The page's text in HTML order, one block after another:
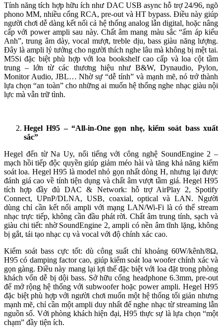
Tính năng tích hợp hữu ích như DAC USB async hỗ trợ 24/96, ngõ
phono MM, nhiều cổng RCA, pre-out và HT bypass. Điều này giúp
người chơi dễ dàng kết nối cả hệ thống analog lẫn digital, hoặc nâng
cấp với power ampli sau này. Chất âm mang màu sắc “ấm áp kiểu
Anh”, trung âm dày, vocal mượt, treble dịu, bass giàu năng lượng.
Đây là ampli lý tưởng cho người thích nghe lâu mà không bị mệt tai.
M5Si đặc biệt phù hợp với loa bookshelf cao cấp và loa cột tầm
trung – lớn từ các thương hiệu như B&W, Dynaudio, Pylon,
Monitor Audio, JBL… Nhờ sự “dễ tính” và mạnh mẽ, nó trở thành
lựa chọn “an toàn” cho những ai muốn hệ thống nghe nhạc giàu nội
lực mà vẫn trữ tình.
Hegel H95 – “All-in-One gọn nhẹ, kiểm soát bass xuất
sắc”
Hegel đến từ Na Uy, nổi tiếng với công nghệ SoundEngine 2 –
mạch hồi tiếp độc quyền giúp giảm méo hài và tăng khả năng kiểm
soát loa. Hegel H95 là model nhỏ gọn nhất dòng H, nhưng lại được
đánh giá cao về tính tiện dụng và chất âm vượt tầm giá. Hegel H95
tích hợp đầy đủ DAC & Network: hỗ trợ AirPlay 2, Spotify
Connect, UPnP/DLNA, USB, coaxial, optical và LAN. Người
dùng chỉ cần kết nối ampli với mạng LAN/Wi-Fi là có thể stream
nhạc trực tiếp, không cần đầu phát rời. Chất âm trung tính, sạch và
giàu chi tiết: nhờ SoundEngine 2, ampli có nền âm tĩnh lặng, không
bị gắt, tái tạo nhạc cụ và vocal với độ chính xác cao.
Kiểm soát bass cực tốt: dù công suất chỉ khoảng 60W/kênh/8Ω,
H95 có damping factor cao, giúp kiểm soát loa woofer chính xác và
gọn gàng. Điều này mang lại lợi thế đặc biệt với loa đặt trong phòng
khách vốn dễ bị dội bass. Sở hữu cổng headphone 6.3mm, pre-out
để mở rộng hệ thống với subwoofer hoặc power ampli. Hegel H95
đặc biệt phù hợp với người chơi muốn một hệ thống tối giản nhưng
mạnh mẽ, chỉ cần một ampli duy nhất để nghe nhạc từ streaming lẫn
nguồn số. Với phòng khách hiện đại, H95 thực sự là lựa chọn “một
chạm” đầy tiện ích.